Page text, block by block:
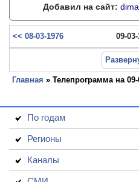
Добавил на сайт:
<< 08-03-1976 09-
Главная » Телепрограмма на 09-
По годам
Регионы
Каналы